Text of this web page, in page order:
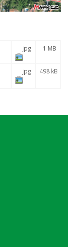
jpg 1 MB
jpg 498 kB